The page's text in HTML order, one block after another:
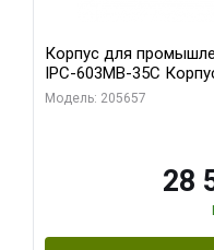
Корпус для
IPC-603MB-35C
for ATX/MicroATX
Модель: 205657
28